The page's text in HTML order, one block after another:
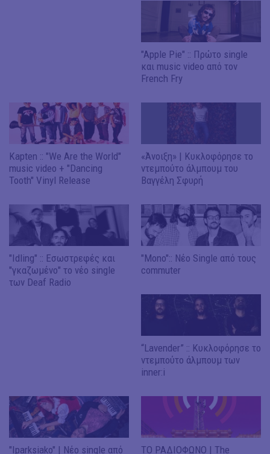
"Apple Pie" :: Πρώτο single
και music video από τον
French Fry
Kapten :: "We Are the World"
music video + "Dancing
Tooth" Vinyl Release
«Άνοιξη» | Κυκλοφόρησε το
ντεμπούτο άλμπουμ του
Βαγγέλη Σφυρή
"Idling" :: Εσωστρεφές και
"γκαζωμένο" το νέο single
των Deaf Radio
"Mono":: Νέο Single από τους
commuter
“Lavender” :: Κυκλοφόρησε το
ντεμπούτο άλμπουμ των
inner:i
"Iparksiako" | Νέο single από
ΤΟ ΡΑΔΙΟΦΩΝΟ | The